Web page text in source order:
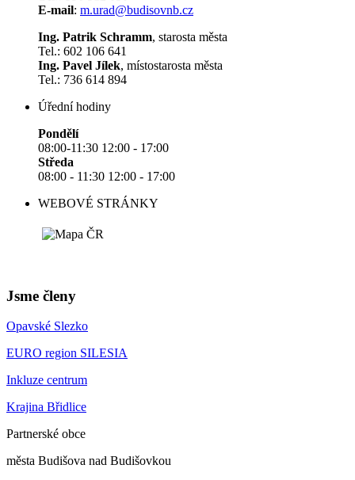
E-mail: m.urad@budisovnb.cz
Ing. Patrik Schramm, starosta města
Tel.: 602 106 641
Ing. Pavel Jílek, místostarosta města
Tel.: 736 614 894
Úřední hodiny
Pondělí
08:00-11:30 12:00 - 17:00
Středa
08:00 - 11:30 12:00 - 17:00
WEBOVÉ STRÁNKY
Jsme členy
Opavské Slezko
EURO region SILESIA
Inkluze centrum
Krajina Břidlice
Partnerské obce
města Budišova nad Budišovkou